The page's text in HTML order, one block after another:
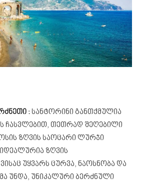
: სანტორინი განთქმულია
ჩასვლებით, თეთრად შეღებილი
ზღვის საოცარი ლურჯი
ზღვის
უყვარს ცურვა, ნაოსნობა და
უნდა, უნიკალური ბერძნული